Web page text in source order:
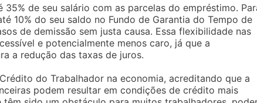
de seu salário com as parcelas do empréstimo.
10% do seu saldo no Fundo de Garantia do Tempo de
de demissão sem justa causa. Essa flexibilidade nas
e potencialmente menos caro, já que a
a redução das taxas de juros.
do Trabalhador na economia, acreditando que a
podem resultar em condições de crédito mais